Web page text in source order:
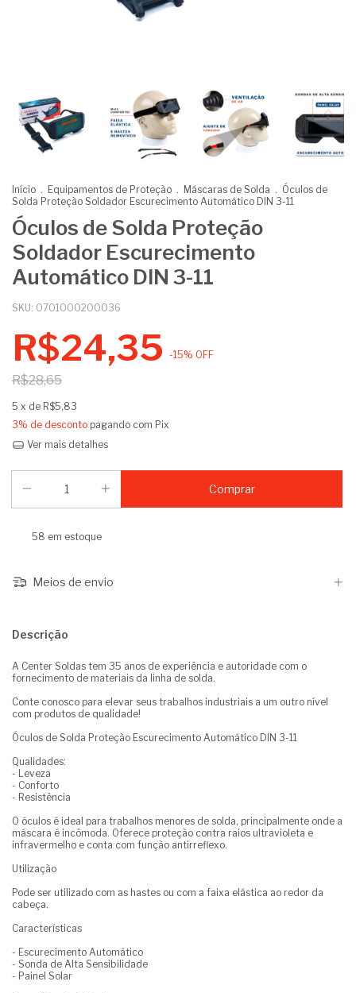
Início . Equipamentos de Proteção . Máscaras de Solda . Óculos de
Solda Proteção Soldador Escurecimento Automático DIN 3-11
Óculos de Solda Proteção
Soldador Escurecimento
Automático DIN 3-11
SKU: 0701000200036
R$24,35 -15% OFF
R$28,65
5 x de R$5,83
3% de desconto pagando com Pix
Ver mais detalhes
58 em estoque
Meios de envio
Descrição
A Center Soldas tem 35 anos de experiência e autoridade com o
fornecimento de materiais da linha de solda.
Conte conosco para elevar seus trabalhos industriais a um outro nível
com produtos de qualidade!
Óculos de Solda Proteção Escurecimento Automático DIN 3-11
Qualidades:
- Leveza
- Conforto
- Resistência
O óculos é ideal para trabalhos menores de solda, principalmente onde a
máscara é incômoda. Oferece proteção contra raios ultravioleta e
infravermelho e conta com função antirreflexo.
Utilização
Pode ser utilizado com as hastes ou com a faixa elástica ao redor da
cabeça.
Características
- Escurecimento Automático
- Sonda de Alta Sensibilidade
- Painel Solar